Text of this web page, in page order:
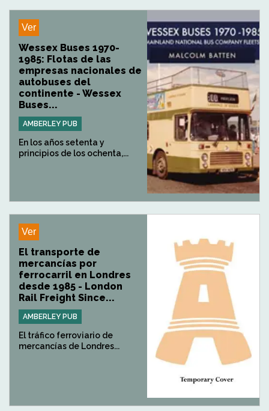
Ver
Wessex Buses 1970-
1985: Flotas de las
empresas nacionales de
autobuses del
continente - Wessex
Buses...
AMBERLEY PUB
En los años setenta y
principios de los ochenta,...
Ver
El transporte de
mercancías por
ferrocarril en Londres
desde 1985 - London
Rail Freight Since...
AMBERLEY PUB
El tráfico ferroviario de
mercancías de Londres...